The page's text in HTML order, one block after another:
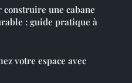
une cabane
: guide pratique à
votre espace avec